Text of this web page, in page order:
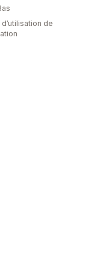
de